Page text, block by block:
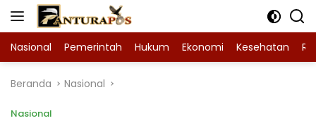
Langsung
Nasional Pemerintah Hukum Ekonomi Kesehatan
Beranda Nasional
Nasional